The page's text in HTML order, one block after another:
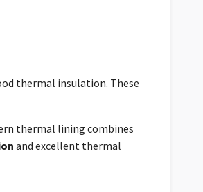
thermal insulation. These
thermal lining combines
and excellent thermal